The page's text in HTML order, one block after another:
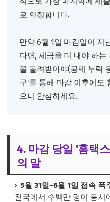
로 인정합니다.
만약 6월 1일 마감일이 지
다면, 세금을 더 내야 하
을 돌려받아야(공제 누락
구'를 통해 마감 이후에도
으니 안심하세요.
4. 마감 당일 '홈택
의 말
5월 31일~6월 1일 접속 폭
전국에서 수백만 명이 동시